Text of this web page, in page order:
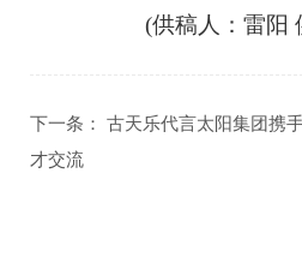
(供稿人：雷阳
下一条： 古天乐代言太阳集团携
才交流